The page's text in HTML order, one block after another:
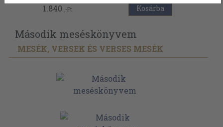
1.840 ,-Ft Kosárba
Második meséskönyvem
MESÉK, VERSEK ÉS VERSES MESÉK